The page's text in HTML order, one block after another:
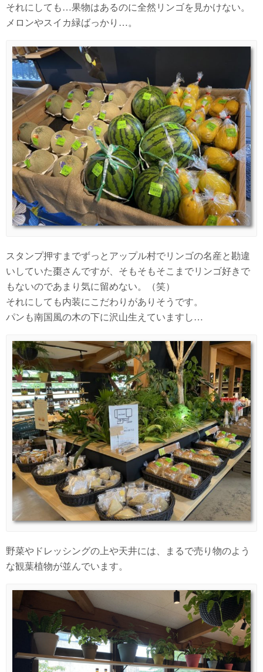
それにしても…果物はあるのに全然リンゴを見かけない。
メロンやスイカ緑ばっかり…。
スタンプ押すまでずっとアップル村でリンゴの名産と勘違
いしていた棗さんですが、そもそもそこまでリンゴ好きで
もないのであまり気に留めない。（笑）
それにしても内装にこだわりがありそうです。
パンも南国風の木の下に沢山生えていますし…
野菜やドレッシングの上や天井には、まるで売り物のよう
な観葉植物が並んでいます。